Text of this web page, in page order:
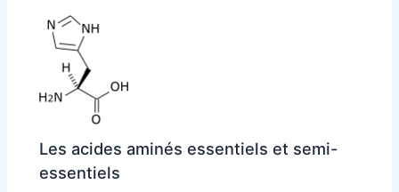
Les acides aminés essentiels et semi-
essentiels